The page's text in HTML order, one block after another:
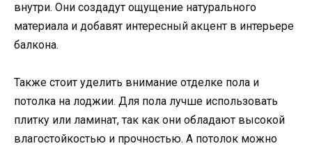
внутри. Они создадут ощущение натурального
материала и добавят интересный акцент в интерьере
балкона.
Также стоит уделить внимание отделке пола и
потолка на лоджии. Для пола лучше использовать
плитку или ламинат, так как они обладают высокой
влагостойкостью и прочностью. А потолок можно